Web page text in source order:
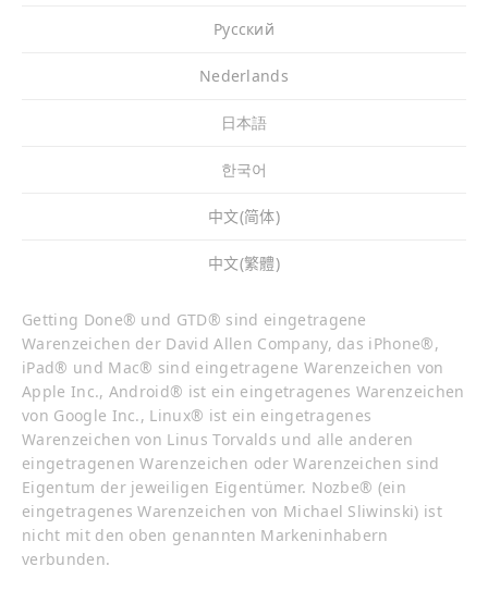
Pусский
Nederlands
日本語
한국어
中文(简体)
中文(繁體)
Getting Done® und GTD® sind eingetragene
Warenzeichen der David Allen Company, das iPhone®,
iPad® und Mac® sind eingetragene Warenzeichen von
Apple Inc., Android® ist ein eingetragenes Warenzeichen
von Google Inc., Linux® ist ein eingetragenes
Warenzeichen von Linus Torvalds und alle anderen
eingetragenen Warenzeichen oder Warenzeichen sind
Eigentum der jeweiligen Eigentümer. Nozbe® (ein
eingetragenes Warenzeichen von Michael Sliwinski) ist
nicht mit den oben genannten Markeninhabern
verbunden.